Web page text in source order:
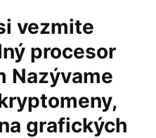
vezmite
procesor
Nazývame
grafických